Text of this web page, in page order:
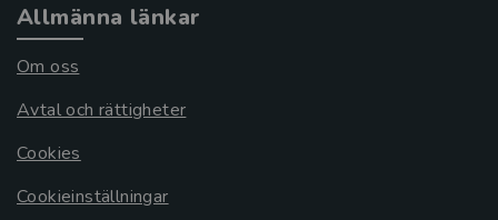
Allmänna länkar
Om oss
Avtal och rättigheter
Cookies
Cookieinställningar